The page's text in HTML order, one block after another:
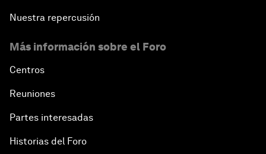
Nuestra repercusión
Más información sobre el Foro
Centros
Reuniones
Partes interesadas
Historias del Foro